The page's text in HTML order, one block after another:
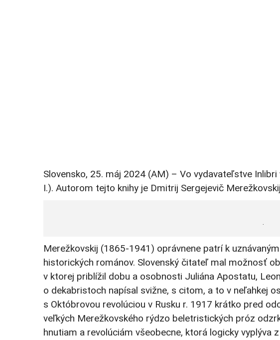
Slovensko, 25. máj 2024 (AM) – Vo vydavateľstve Inlibri
I.). Autorom tejto knihy je Dmitrij Sergejevič
.
Merežkovskij (1865-1941) oprávnene patrí k
historických románov. Slovenský čitateľ mal možnosť
v ktorej priblížil dobu a osobnosti Juliána Apostatu,
o dekabristoch napísal svižne, s citom, a to v neľahkej
s Októbrovou revolúciou v Rusku r. 1917 krátko pred
veľkých Merežkovského rýdzo beletristických próz
hnutiam a revolúciám všeobecne, ktorá logicky vyplýva z